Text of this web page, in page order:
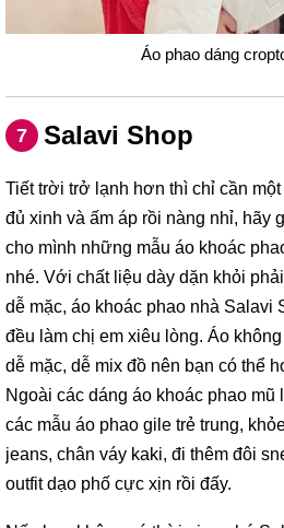
Áo phao dáng
7 Salavi Shop
Tiết trời trở lạnh hơn thì chỉ cần
đủ xinh và ấm áp rồi nàng nhỉ, hãy
cho mình những mẫu áo khoác
nhé. Với chất liệu dày dặn khỏi
dễ mặc, áo khoác phao nhà Salavi
đều làm chị em xiêu lòng. Áo
dễ mặc, dễ mix đồ nên bạn có thể
Ngoài các dáng áo khoác phao
các mẫu áo phao gile trẻ trung,
jeans, chân váy kaki, đi thêm đôi
outfit dạo phố cực xịn rồi đấy.